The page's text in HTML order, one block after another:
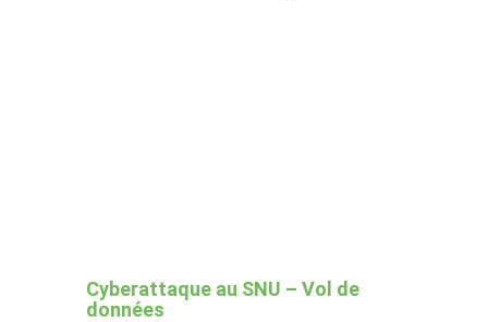
Cyberattaque au SNU – Vol de
données